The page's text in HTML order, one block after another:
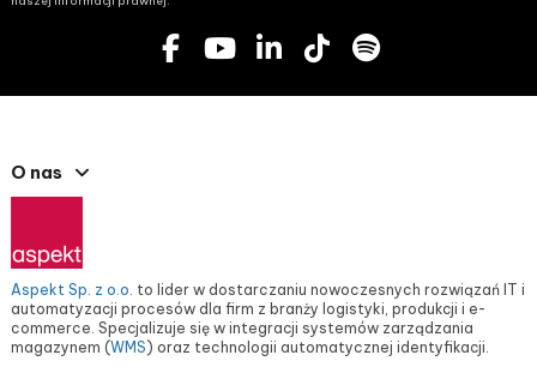
O nas
Aspekt Sp. z o.o. to lider w dostarczaniu nowoczesnych rozwiązań IT i
automatyzacji procesów dla firm z branży logistyki, produkcji i e-
commerce. Specjalizuje się w integracji systemów zarządzania
magazynem (WMS) oraz technologii automatycznej identyfikacji.